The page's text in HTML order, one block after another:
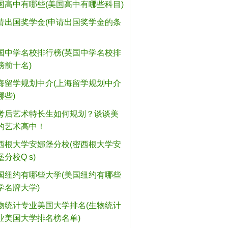
高中有哪些(美国高中有哪些科目)
出国奖学金(申请出国奖学金的条
中学名校排行榜(英国中学名校排
前十名)
留学规划中介(上海留学规划中介
些)
后艺术特长生如何规划？谈谈美
艺术高中！
根大学安娜堡分校(密西根大学安
分校Q s)
纽约有哪些大学(美国纽约有哪些
名牌大学)
统计专业美国大学排名(生物统计
美国大学排名榜名单)